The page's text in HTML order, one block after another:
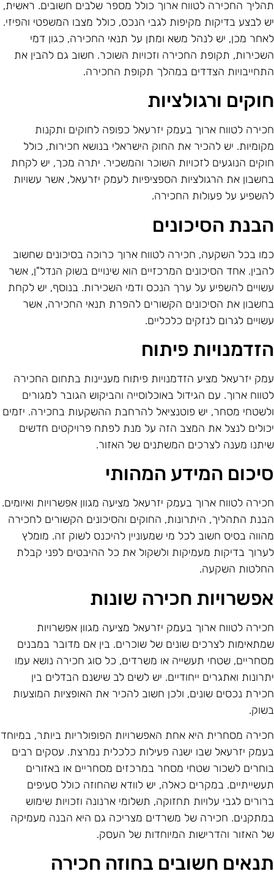
החכירה לטווח ארוך כולל מספר שלבים חשובים. ראשית,
לבצע בדיקות מקיפות לגבי הנכס, כולל מצבו המשפטי והפיזי.
מכן, יש לנהל משא ומתן על תנאי החכירה, כגון דמי
תקופת החכירה וזכויות השוכר. חשוב גם להבין את
הצדדים במהלך תקופת החכירה.
ורגולציות
לטווח ארוך בעמק יזרעאל כפופה לחוקים ותקנות
יש להכיר את החוק הישראלי בנושא חכירות, כולל
הנוגעים לזכויות השוכר והמשכיר. יתרה מכך, יש לקחת
את הרגולציות הספציפיות לעמק יזרעאל, אשר עשויות
על פעולות החכירה.
הסיכונים
בכל השקעה, חכירה לטווח ארוך כרוכה בסיכונים שחשוב
אחד הסיכונים המרכזיים הוא שינויים בשוק הנדל"ן, אשר
להשפיע על ערך הנכס ודמי השכירות. בנוסף, יש לקחת
את הסיכונים הקשורים להפרת תנאי החכירה, אשר
לגרום לנזקים כלכליים.
פיתוח
יזרעאל מציע הזדמנויות פיתוח מעניינות בתחום החכירה
ארוך. עם הגידול באוכלוסייה והביקוש הגובר למגורים
מסחר, יש פוטנציאל להרחבת ההשקעות בחכירה. יזמים
לנצל את המצב הזה על מנת לפתח פרויקטים חדשים
מענה לצרכים המשתנים של האזור.
המידע המהותי
לטווח ארוך בעמק יזרעאל מציעה מגוון אפשרויות ואיומים.
התהליך, היתרונות, החוקים והסיכונים הקשורים לחכירה
בסיס חשוב לכל מי שמעוניין להיכנס לשוק זה. מומלץ
בדיקות מעמיקות ולשקול את כל ההיבטים לפני קבלת
השקעה.
חכירה שונות
לטווח ארוך בעמק יזרעאל מציעה מגוון אפשרויות
לצרכים שונים של שוכרים. בין אם מדובר במבנים
שטחי תעשייה או משרדים, כל סוג חכירה נושא עמו
ואתגרים ייחודיים. יש לשים לב שישנם הבדלים בין
נכסים שונים, ולכן חשוב להכיר את האופציות המוצעות
מסחרית היא אחת האפשרויות הפופולריות ביותר, במיוחד
יזרעאל שבו ישנה פעילות כלכלית נמרצת. עסקים רבים
לשכור שטחי מסחר במרכזים מסחריים או באזורים
במקרים כאלה, יש לוודא שהחוזה כולל סעיפים
לגבי עלויות תחזוקה, תשלומי ארנונה וזכויות שימוש
חכירה של משרדים מצריכה גם היא הבנה מעמיקה
האזור והדרישות המיוחדות של העסק.
חשובים בחוזה חכירה